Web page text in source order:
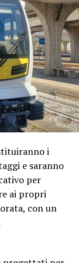
i
e saranno
per
ai propri
con un